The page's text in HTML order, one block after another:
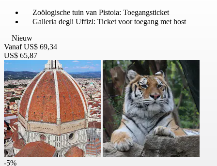
Zoölogische tuin van Pistoia: Toegangsticket
Galleria degli Uffizi: Ticket voor toegang met host
Nieuw
Vanaf US$ 69,34
US$ 65,87
-5%